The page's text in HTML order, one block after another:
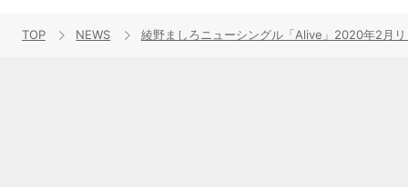
TOP NEWS 綾野ましろニューシングル「Alive」2020年2月